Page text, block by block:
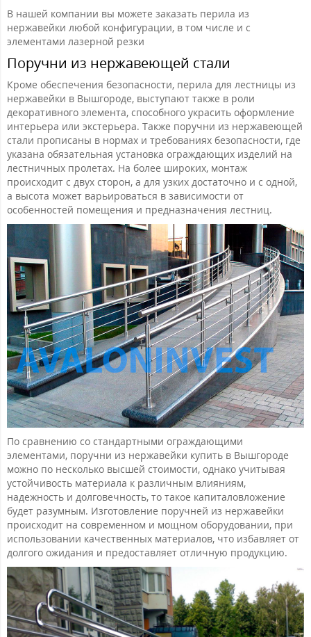
В нашей компании вы можете заказать перила из
нержавейки любой конфигурации, в том числе и с
элементами лазерной резки
Поручни из нержавеющей стали
Кроме обеспечения безопасности, перила для лестницы из
нержавейки в Вышгороде, выступают также в роли
декоративного элемента, способного украсить оформление
интерьера или экстерьера. Также поручни из нержавеющей
стали прописаны в нормах и требованиях безопасности, где
указана обязательная установка ограждающих изделий на
лестничных пролетах. На более широких, монтаж
происходит с двух сторон, а для узких достаточно и с одной,
а высота может варьироваться в зависимости от
особенностей помещения и предназначения лестниц.
По сравнению со стандартными ограждающими
элементами, поручни из нержавейки купить в Вышгороде
можно по несколько высшей стоимости, однако учитывая
устойчивость материала к различным влияниям,
надежность и долговечность, то такое капиталовложение
будет разумным. Изготовление поручней из нержавейки
происходит на современном и мощном оборудовании, при
использовании качественных материалов, что избавляет от
долгого ожидания и предоставляет отличную продукцию.